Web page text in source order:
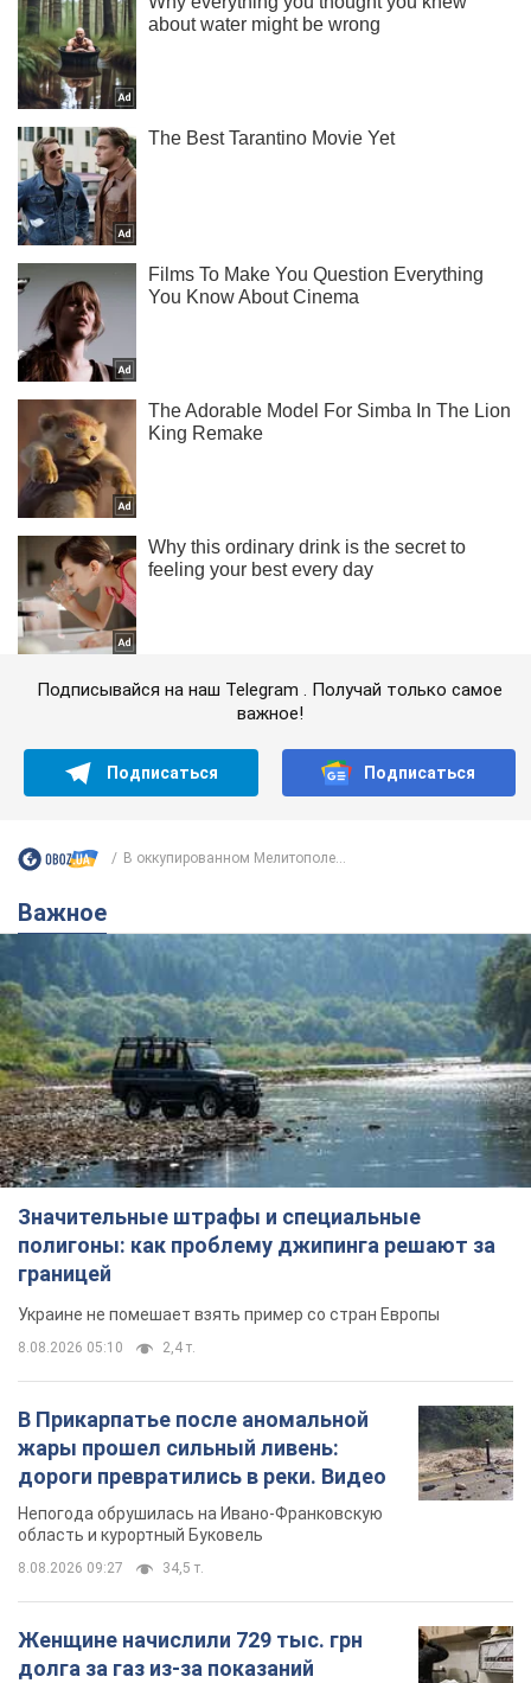
Подписывайся на наш Telegram . Получай только самое
важное!
Подписаться Подписаться
В оккупированном Мелитополе...
Важное
Значительные штрафы и специальные
полигоны: как проблему джипинга решают за
границей
Украине не помешает взять пример со стран Европы
8.08.2026 05:10 2,4 т.
В Прикарпатье после аномальной
жары прошел сильный ливень:
дороги превратились в реки. Видео
Непогода обрушилась на Ивано-Франковскую
область и курортный Буковель
8.08.2026 09:27 34,5 т.
Женщине начислили 729 тыс. грн
долга за газ из-за показаний